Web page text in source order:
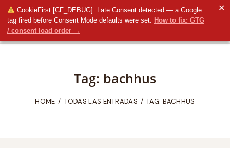
CookieFirst [CF_DEBUG]: Late Consent detected — a Google
tag fired before Consent Mode defaults were set. How to fix: GTG
/ consent load order →
✕
Tag: bachhus
HOME TODAS LAS ENTRADAS TAG: BACHHUS